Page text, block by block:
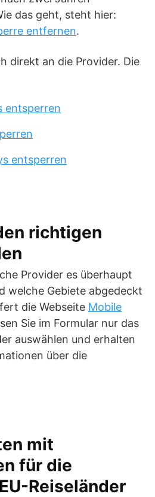
das geht, steht hier:
entfernen.
direkt an die Provider. Die
entsperren
entsperren
richtigen
Provider es überhaupt
welche Gebiete abgedeckt
die Webseite Mobile
Sie im Formular nur das
auswählen und erhalten
über die
mit
für die
Reiseländer